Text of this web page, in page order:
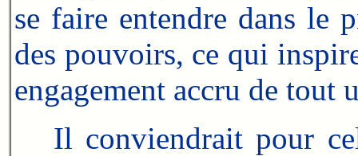
se faire entendre dans le
des pouvoirs, ce qui
engagement accru de tout
Il conviendrait pour